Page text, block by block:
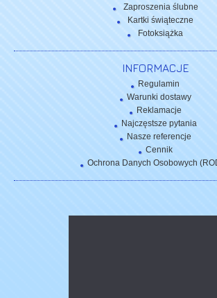
Zaproszenia ślubne
Kartki świąteczne
Fotoksiążka
INFORMACJE
Regulamin
Warunki dostawy
Reklamacje
Najczęstsze pytania
Nasze referencje
Cennik
Ochrona Danych Osobowych